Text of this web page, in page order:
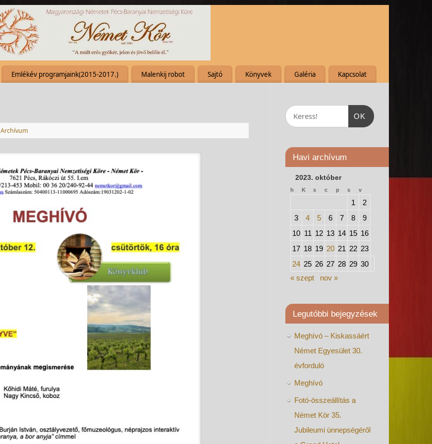
Emlékév programjaink(2015-2017.) Malenkij robot Sajtó Könyvek Galéria Kapcsolat
Archívum
OK
Havi archívum
2023. október
h K s c p s v
1
2
3
4 5 6 7 8
9
10 11 12 13 14 15 16
17 18 19 20 21 22 23
24 25 26 27 28 29 30
« szept
nov »
Legutóbbi bejegyzések
Meghívó – Kiskassáért
Német Egyesület 30.
évforduló
Meghívó
Fotó-összeállítás a
Német Kör 35.
Jubileumi ünnepségéről